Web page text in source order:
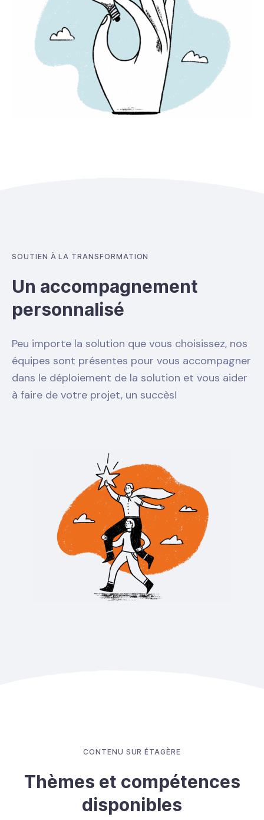
SOUTIEN À LA TRANSFORMATION
Un accompagnement
personnalisé
Peu importe la solution que vous choisissez, nos
équipes sont présentes pour vous accompagner
dans le déploiement de la solution et vous aider
à faire de votre projet, un succès!
CONTENU SUR ÉTAGÈRE
Thèmes et compétences
disponibles